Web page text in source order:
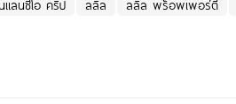
แลนซีโอ คริป ลลิล ลลิล พร็อพเพอร์ตี้